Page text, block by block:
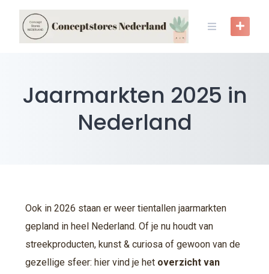
Jaarmarkten 2025 in
Nederland
Ook in 2026 staan er weer tientallen jaarmarkten
gepland in heel Nederland. Of je nu houdt van
streekproducten, kunst & curiosa of gewoon van de
gezellige sfeer: hier vind je het overzicht van